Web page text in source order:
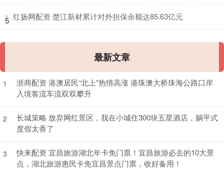
5 ​红扬网配资 楚江新材累计对外担保余额达85.63亿元
最新文章
1
浙商配资 港澳居民“北上”热情高涨 港珠澳大桥珠海公路口岸
入境客流车流双双攀升
2
长城策略 放弃网红景区，我在小城住300块五星酒店，躺平式
度假太香了
3
快来配资 宜昌旅游湖北年卡免门票！宜昌旅游必去的10大景
点，湖北旅游惠民卡免宜昌景点门票，收好备用！